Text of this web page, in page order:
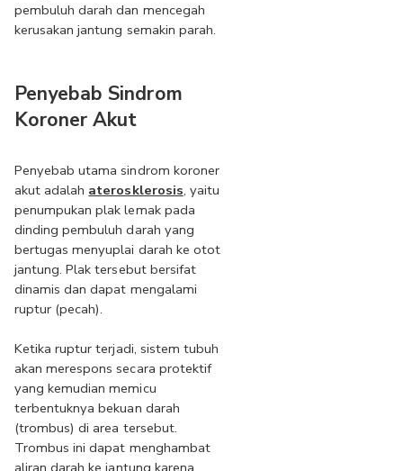
pembuluh darah dan mencegah
kerusakan jantung semakin parah.
Penyebab Sindrom
Koroner Akut
Penyebab utama sindrom koroner
akut adalah aterosklerosis, yaitu
penumpukan plak lemak pada
dinding pembuluh darah yang
bertugas menyuplai darah ke otot
jantung. Plak tersebut bersifat
dinamis dan dapat mengalami
ruptur (pecah).
Ketika ruptur terjadi, sistem tubuh
akan merespons secara protektif
yang kemudian memicu
terbentuknya bekuan darah
(trombus) di area tersebut.
Trombus ini dapat menghambat
aliran darah ke jantung karena